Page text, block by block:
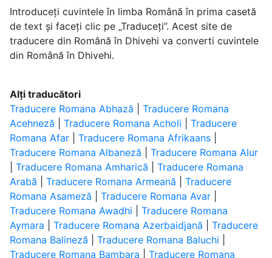
Introduceți cuvintele în limba Română în prima casetă
de text și faceți clic pe „Traduceți”. Acest site de
traducere din Română în Dhivehi va converti cuvintele
din Română în Dhivehi.
Alți traducători
Traducere Romana Abhază
Traducere Romana
Acehneză
Traducere Romana Acholi
Traducere
Romana Afar| Traducere Romana Afrikaans|
Traducere Romana Albaneză
Traducere Romana Alur
Traducere Romana Amharică
Traducere Romana
Arabă
Traducere Romana Armeană
Traducere
Romana Asameză
Traducere Romana Avar|
Traducere Romana Awadhi
Traducere Romana
Aymara
Traducere Romana Azerbaidjană
Traducere
Romana Balineză
Traducere Romana Baluchi
Traducere Romana Bambara
Traducere Romana